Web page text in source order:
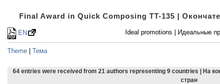
Final Award in Quick Composing TT-135 |
Ideal promotions | Идеальные
EN
Theme Тема
64 entries were received from 21 authors representing 9 countries | На
стран